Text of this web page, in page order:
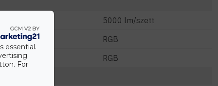
5000 lm/szett
RGB
RGB
essential.
For